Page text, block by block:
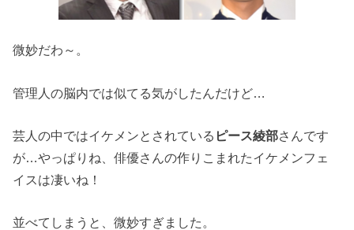
微妙だわ～。
管理人の脳内では似てる気がしたんだけど…
芸人の中ではイケメンとされている ピース綾部さんです
が…やっぱりね、俳優さんの作りこまれたイケメンフェ
イスは凄いね！
並べてしまうと、微妙すぎました。